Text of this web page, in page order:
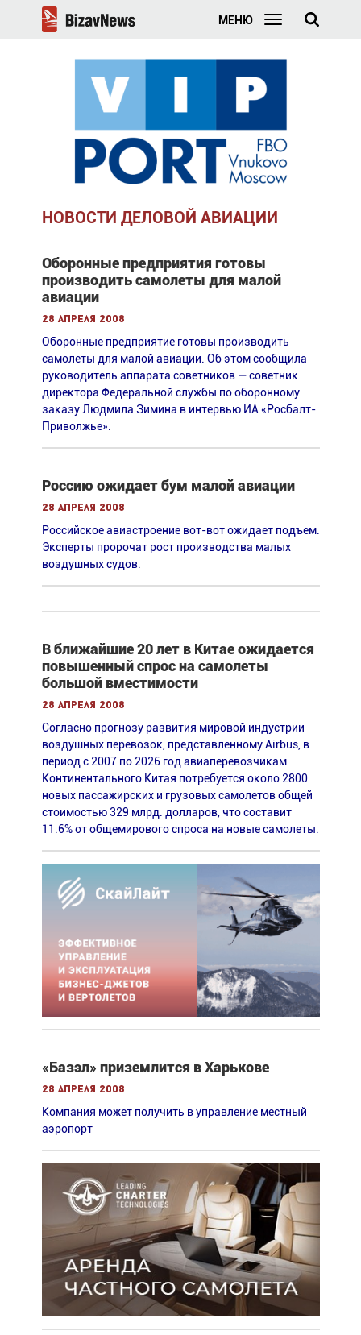
МЕНЮ
НОВОСТИ ДЕЛОВОЙ АВИАЦИИ
Оборонные предприятия готовы
производить самолеты для малой
авиации
28 апреля 2008
Оборонные предприятие готовы производить
самолеты для малой авиации. Об этом сообщила
руководитель аппарата советников — советник
директора Федеральной службы по оборонному
заказу Людмила Зимина в интервью ИА «Росбалт-
Приволжье».
Россию ожидает бум малой авиации
28 апреля 2008
Российское авиастроение вот-вот ожидает подъем.
Эксперты пророчат рост производства малых
воздушных судов.
В ближайшие 20 лет в Китае ожидается
повышенный спрос на самолеты
большой вместимости
28 апреля 2008
Согласно прогнозу развития мировой индустрии
воздушных перевозок, представленному Airbus, в
период с 2007 по 2026 год авиаперевозчикам
Континентального Китая потребуется около 2800
новых пассажирских и грузовых самолетов общей
стоимостью 329 млрд. долларов, что составит
11.6% от общемирового спроса на новые самолеты.
«Базэл» приземлится в Харькове
28 апреля 2008
Компания может получить в управление местный
аэропорт